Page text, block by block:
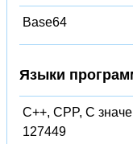
Base64
Языки
C++, CPP, C
127449